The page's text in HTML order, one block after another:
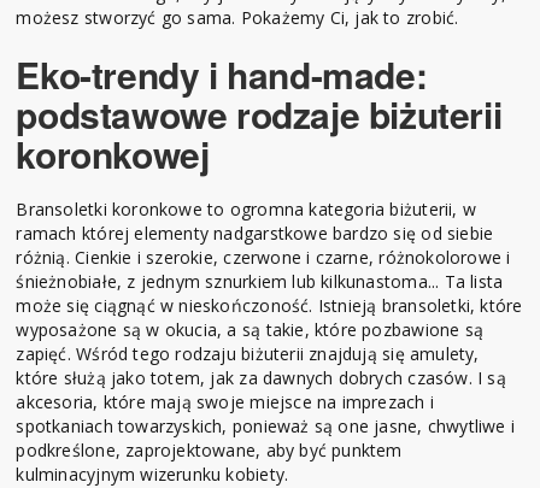
możesz stworzyć go sama. Pokażemy Ci, jak to zrobić.
Eko-trendy i hand-made:
podstawowe rodzaje biżuterii
koronkowej
Bransoletki koronkowe to ogromna kategoria biżuterii, w
ramach której elementy nadgarstkowe bardzo się od siebie
różnią. Cienkie i szerokie, czerwone i czarne, różnokolorowe i
śnieżnobiałe, z jednym sznurkiem lub kilkunastoma... Ta lista
może się ciągnąć w nieskończoność. Istnieją bransoletki, które
wyposażone są w okucia, a są takie, które pozbawione są
zapięć. Wśród tego rodzaju biżuterii znajdują się amulety,
które służą jako totem, jak za dawnych dobrych czasów. I są
akcesoria, które mają swoje miejsce na imprezach i
spotkaniach towarzyskich, ponieważ są one jasne, chwytliwe i
podkreślone, zaprojektowane, aby być punktem
kulminacyjnym wizerunku kobiety.